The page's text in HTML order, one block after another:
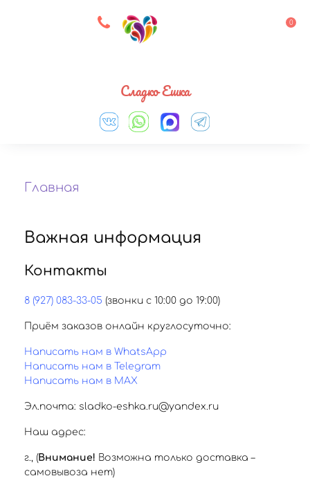
8 927 083 33 05 0
Сладко Ешка
Главная
Важная информация
Контакты
8 (927) 083-33-05 (звонки с 10:00 до 19:00)
Приём заказов онлайн круглосуточно:
Написать нам в WhatsApp
Написать нам в Telegram
Написать нам в MAX
Эл.почта: sladko-eshka.ru@yandex.ru
Наш адрес:
г. , (Внимание! Возможна только доставка –
самовывоза нет)